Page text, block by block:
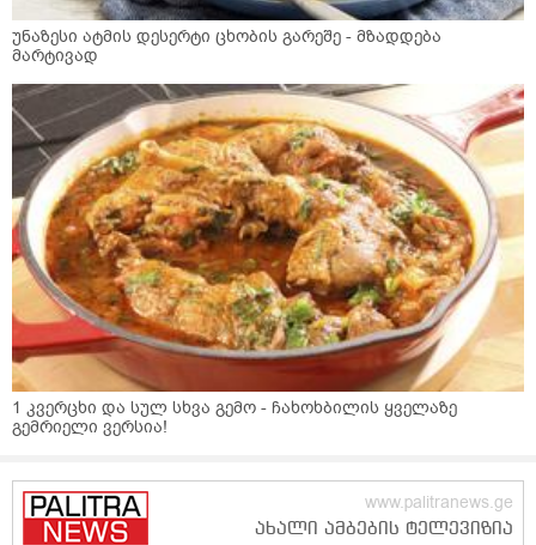
უნაზესი ატმის დესერტი ცხობის გარეშე - მზადდება
მარტივად
1 კვერცხი და სულ სხვა გემო - ჩახოხბილის ყველაზე
გემრიელი ვერსია!